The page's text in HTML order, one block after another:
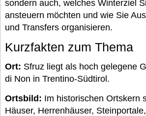
sondern auch, welches Winterziel
ansteuern möchten und wie Sie
und Transfers organisieren.
Kurzfakten zum Thema
Ort: Sfruz liegt als hoch gelegene
di Non in Trentino-Südtirol.
Ortsbild: Im historischen Ortskern
Häuser, Herrenhäuser,